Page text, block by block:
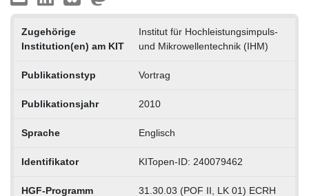
Zugehörige
Institution(en) am KIT
Institut für Hochleistungsimpuls-
und Mikrowellentechnik (IHM)
Publikationstyp Vortrag
Publikationsjahr 2010
Sprache Englisch
Identifikator KITopen-ID: 240079462
HGF-Programm 31.30.03 (POF II, LK 01) ECRH